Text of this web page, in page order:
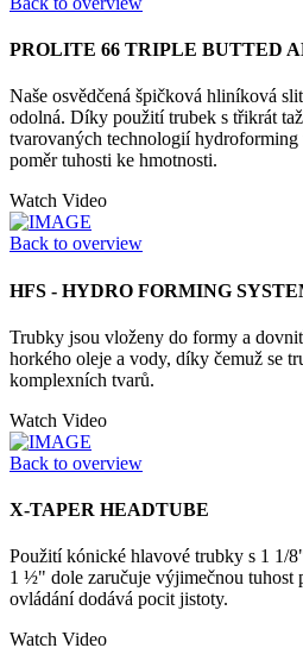
PROLITE 66 TRIPLE BUTTED
Naše osvědčená špičková hliníková
odolná. Díky použití trubek s třikrát
tvarovaných technologií
poměr tuhosti ke hmotnosti.
Watch Video
Back to overview
HFS - HYDRO FORMING
Trubky jsou vloženy do formy a
horkého oleje a vody, díky čemuž se
komplexních tvarů.
Watch Video
Back to overview
X-TAPER HEADTUBE
Použití kónické hlavové trubky s 1 1/
1 ½" dole zaručuje výjimečnou tuhost
ovládání dodává pocit jistoty.
Watch Video